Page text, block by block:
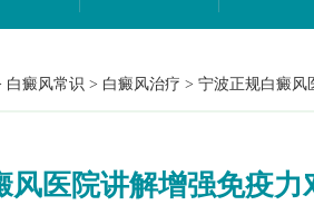
白癜风常识 > 白癜风治疗 > 宁波正规白癜风
风医院讲解增强免疫力